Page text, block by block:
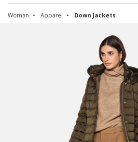
Woman Apparel Down Jackets